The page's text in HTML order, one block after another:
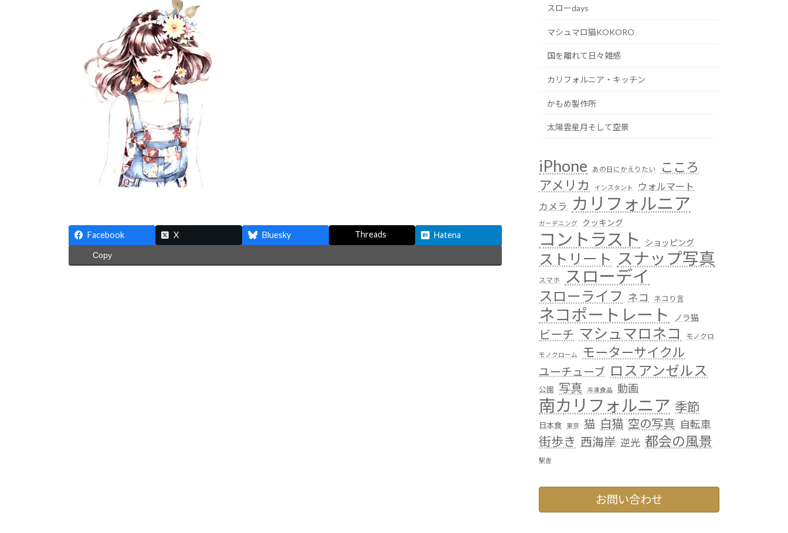
:
Facebook X Bluesky Threads Hatena
Copy
スローdays
マシュマロ猫KOKORO
国を離れて日々雑感
カリフォルニア・キッチン
かもめ製作所
太陽雲星月そして空景
iPhone あの日にかえりたい
こころ
アメリカ
インスタント
ウォルマート
カメラ
カリフォルニア
ガーデニング クッキング
コントラスト ショッピング
ストリート スナップ写真
スマホ スローデイ
スローライフ ネコ ネコり言
ネコポートレート ノラ猫
ビーチ マシュマロネコ モノクロ
モノクローム モーターサイクル
ユーチューブ ロスアンゼルス
公園 写真 冷凍食品 動画
南カリフォルニア 季節
日本食 東京 猫 白猫 空の写真 自転車
街歩き 西海岸 逆光 都会の風景
駅舎
お問い合わせ